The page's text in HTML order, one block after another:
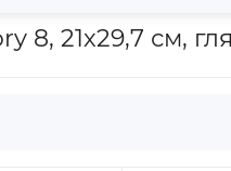
21х29,7 см,